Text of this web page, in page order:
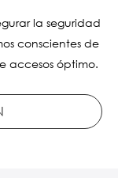
la seguridad
conscientes de
accesos óptimo.